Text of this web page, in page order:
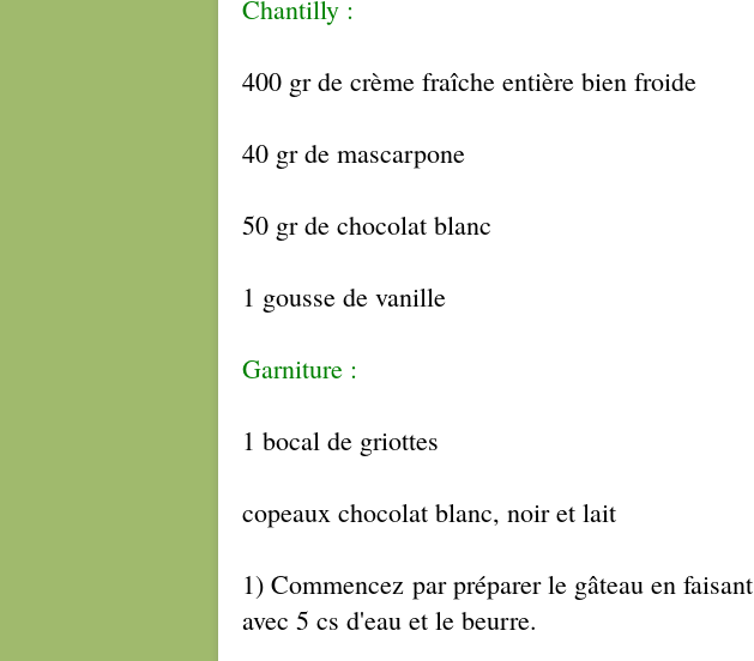
Chantilly :
400 gr de crème fraîche entière bien froide
40 gr de mascarpone
50 gr de chocolat blanc
1 gousse de vanille
Garniture :
1 bocal de griottes
copeaux chocolat blanc, noir et lait
1) Commencez par préparer le gâteau en
avec 5 cs d'eau et le beurre.